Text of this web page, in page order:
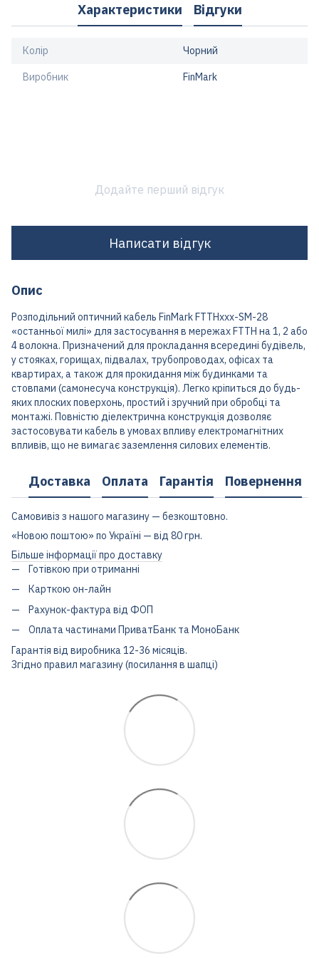
Характеристики Відгуки
Колір Чорний
Виробник FinMark
Додайте перший відгук
Написати відгук
Опис
Розподільний оптичний кабель FinMark FTTHxxx-SM-28
«останньої милі» для застосування в мережах FTTH на 1, 2 або
4 волокна. Призначений для прокладання всередині будівель,
у стояках, горищах, підвалах, трубопроводах, офісах та
квартирах, а також для прокидання між будинками та
стовпами (самонесуча конструкція). Легко кріпиться до будь-
яких плоских поверхонь, простий і зручний при обробці та
монтажі. Повністю діелектрична конструкція дозволяє
застосовувати кабель в умовах впливу електромагнітних
впливів, що не вимагає заземлення силових елементів.
Доставка Оплата Гарантія Повернення
Самовивіз з нашого магазину — безкоштовно.
«Новою поштою» по Україні — від 80 грн.
Більше інформації про доставку
Готівкою при отриманні
Карткою он-лайн
Рахунок-фактура від ФОП
Оплата частинами ПриватБанк та МоноБанк
Гарантія від виробника 12-36 місяців.
Згідно правил магазину (посилання в шапці)